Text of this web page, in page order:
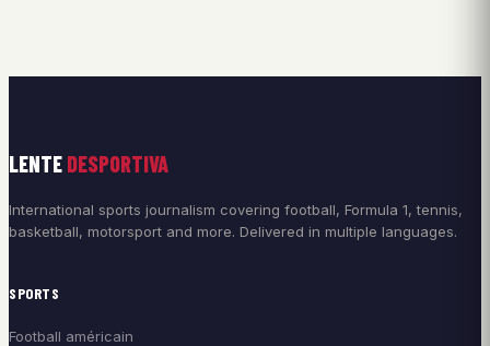
LENTE DESPORTIVA
International sports journalism covering football, Formula 1, tennis,
basketball, motorsport and more. Delivered in multiple languages.
SPORTS
Football américain